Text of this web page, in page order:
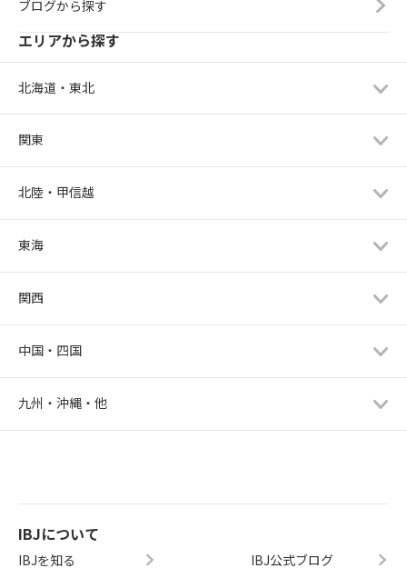
ブログから探す
エリアから探す
北海道・東北
関東
北陸・甲信越
東海
関西
中国・四国
九州・沖縄・他
IBJについて
IBJを知る IBJ公式ブログ